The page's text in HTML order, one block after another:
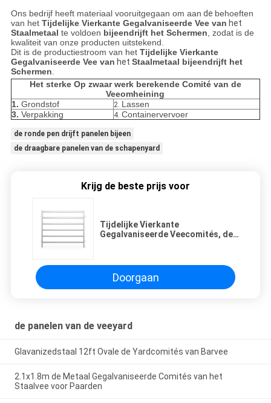
Ons bedrijf heeft materiaal vooruitgegaan om aan de behoeften
van het Tijdelijke Vierkante Gegalvaniseerde Vee van het
Staalmetaal te voldoen bijeendrijft het Schermen, zodat is de
kwaliteit van onze producten uitstekend.
Dit is de productiestroom van het Tijdelijke Vierkante
Gegalvaniseerde Vee van het Staalmetaal bijeendrijft het
Schermen.
Het sterke Op zwaar werk berekende Comité van de
Veeomheining
1. Grondstof 2. Lassen
3. Verpakking 4. Containervervoer
de ronde pen drijft panelen bijeen
de draagbare panelen van de schapenyard
Krijg de beste prijs voor
Tijdelijke Vierkante
Gegalvaniseerde Veecomités, de
Doorgaan
de panelen van de veeyard
Glavanizedstaal 12ft Ovale de Yardcomités van Barvee
2.1x1.8m de Metaal Gegalvaniseerde Comités van het
Staalvee voor Paarden